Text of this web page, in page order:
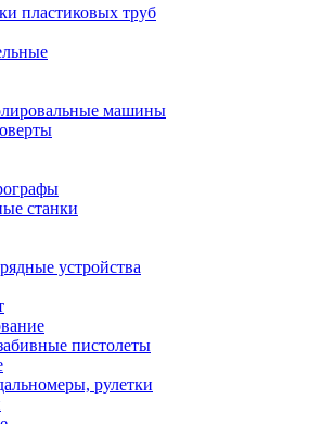
пластиковых труб
машины
станки
устройства
пистолеты
рулетки